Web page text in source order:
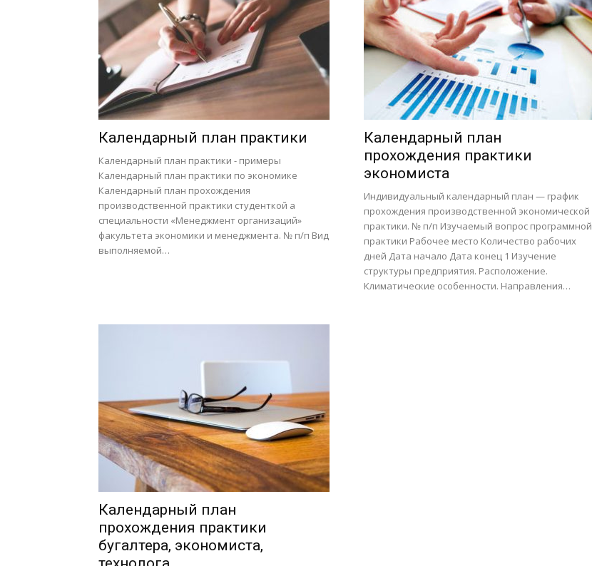
Календарный план практики
Календарный план практики - примеры
Календарный план практики по экономике
Календарный план прохождения
производственной практики студенткой а
специальности «Менеджмент организаций»
факультета экономики и менеджмента. № п/п Вид
выполняемой…
Календарный план
прохождения практики
экономиста
Индивидуальный календарный план — график
прохождения производственной экономической
практики. № п/п Изучаемый вопрос программной
практики Рабочее место Количество рабочих
дней Дата начало Дата конец 1 Изучение
структуры предприятия. Расположение.
Климатические особенности. Направления…
Календарный план
прохождения практики
бугалтера, экономиста,